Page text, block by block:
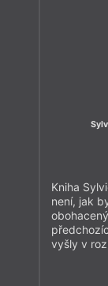
Kniha
není, jak
vyšly v